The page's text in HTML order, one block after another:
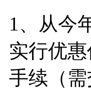
1、从今
实行优
手续（